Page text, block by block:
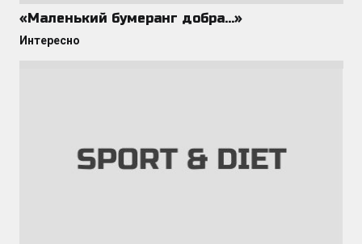
«Маленький бумеранг добра…»
Интересно